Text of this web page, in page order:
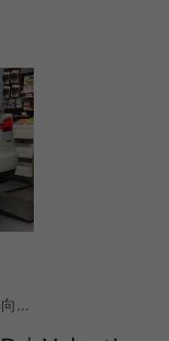
《外觀｜大燈｜尾燈｜轉向輔助霧燈》, 【北台灣｜中壢·大江店】, Tesla Model S